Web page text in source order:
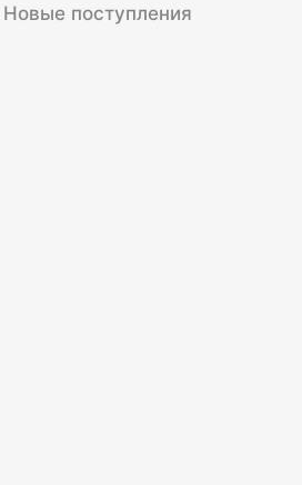
Новые поступления